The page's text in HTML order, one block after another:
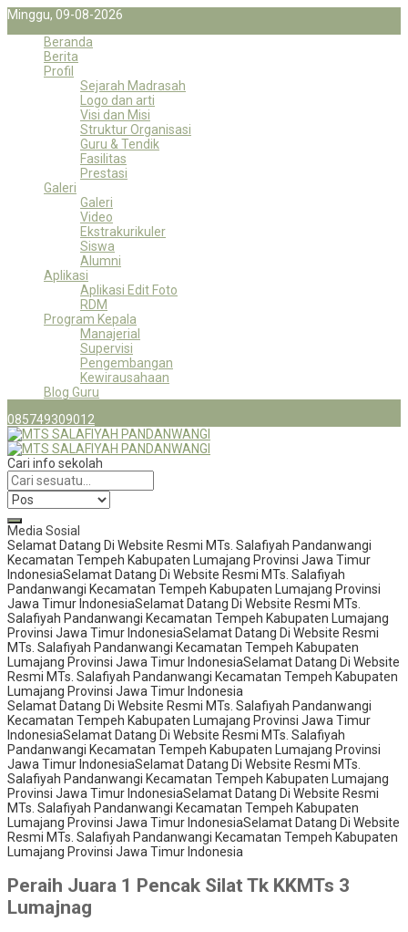
Minggu, 09-08-2026
Beranda
Berita
Profil
Sejarah Madrasah
Logo dan arti
Visi dan Misi
Struktur Organisasi
Guru & Tendik
Fasilitas
Prestasi
Galeri
Galeri
Video
Ekstrakurikuler
Siswa
Alumni
Aplikasi
Aplikasi Edit Foto
RDM
Program Kepala
Manajerial
Supervisi
Pengembangan
Kewirausahaan
Blog Guru
085749309012
Cari info sekolah
Media Sosial
Selamat Datang Di Website Resmi MTs. Salafiyah Pandanwangi
Kecamatan Tempeh Kabupaten Lumajang Provinsi Jawa Timur
IndonesiaSelamat Datang Di Website Resmi MTs. Salafiyah
Pandanwangi Kecamatan Tempeh Kabupaten Lumajang Provinsi
Jawa Timur IndonesiaSelamat Datang Di Website Resmi MTs.
Salafiyah Pandanwangi Kecamatan Tempeh Kabupaten Lumajang
Provinsi Jawa Timur IndonesiaSelamat Datang Di Website Resmi
MTs. Salafiyah Pandanwangi Kecamatan Tempeh Kabupaten
Lumajang Provinsi Jawa Timur IndonesiaSelamat Datang Di Website
Resmi MTs. Salafiyah Pandanwangi Kecamatan Tempeh Kabupaten
Lumajang Provinsi Jawa Timur Indonesia
Selamat Datang Di Website Resmi MTs. Salafiyah Pandanwangi
Kecamatan Tempeh Kabupaten Lumajang Provinsi Jawa Timur
IndonesiaSelamat Datang Di Website Resmi MTs. Salafiyah
Pandanwangi Kecamatan Tempeh Kabupaten Lumajang Provinsi
Jawa Timur IndonesiaSelamat Datang Di Website Resmi MTs.
Salafiyah Pandanwangi Kecamatan Tempeh Kabupaten Lumajang
Provinsi Jawa Timur IndonesiaSelamat Datang Di Website Resmi
MTs. Salafiyah Pandanwangi Kecamatan Tempeh Kabupaten
Lumajang Provinsi Jawa Timur IndonesiaSelamat Datang Di Website
Resmi MTs. Salafiyah Pandanwangi Kecamatan Tempeh Kabupaten
Lumajang Provinsi Jawa Timur Indonesia
Peraih Juara 1 Pencak Silat Tk KKMTs 3
Lumajnag